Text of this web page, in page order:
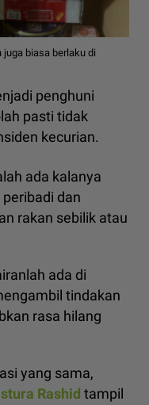
biasa berlaku di
penghuni
pasti tidak
kecurian.
ada kalanya
dan
rakan sebilik atau
ada di
tindakan
rasa hilang
yang sama,
Rashid tampil